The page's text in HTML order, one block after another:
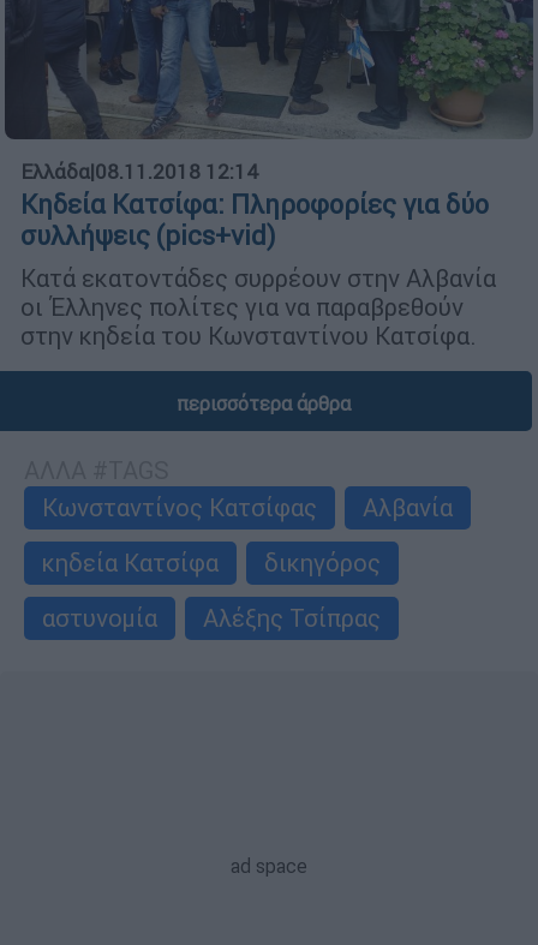
Ελλάδα|08.11.2018 12:14
Κηδεία Κατσίφα: Πληροφορίες για δύο
συλλήψεις (pics+vid)
Κατά εκατοντάδες συρρέουν στην Αλβανία
οι Έλληνες πολίτες για να παραβρεθούν
στην κηδεία του Κωνσταντίνου Κατσίφα.
περισσότερα άρθρα
Κωνσταντίνος Κατσίφας
Αλβανία
κηδεία Κατσίφα
δικηγόρος
αστυνομία
Αλέξης Τσίπρας